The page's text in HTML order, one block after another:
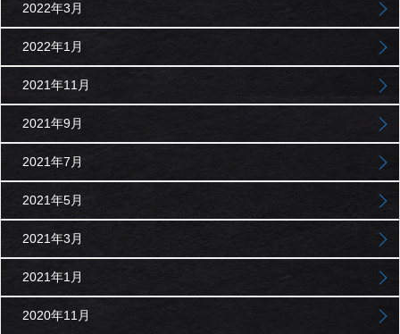
2022年3月
2022年1月
2021年11月
2021年9月
2021年7月
2021年5月
2021年3月
2021年1月
2020年11月